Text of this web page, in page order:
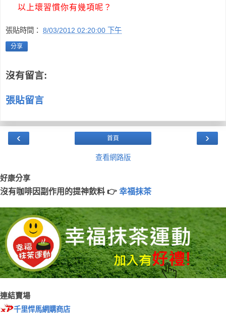
以上壞習慣你有幾項呢？
張貼時間： 8/03/2012 02:20:00 下午
分享
沒有留言:
張貼留言
‹ ›
首頁
查看網路版
好康分享
沒有咖啡因副作用的提神飲料 👉 幸福抹茶
連結賣場
千里悍馬網購商店